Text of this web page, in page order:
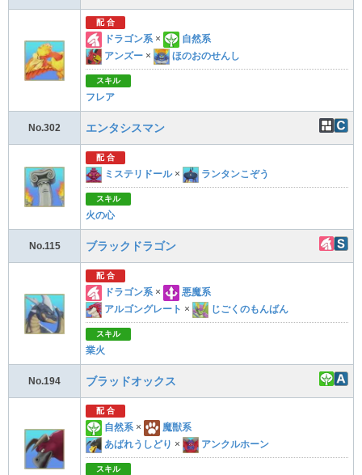
配 合
ドラゴン系 ×
自然系
アンズー × ほのおのせんし
スキル
フレア
No.302 エンタシスマン
配 合
ミステリドール × ランタンこぞう
スキル
火の心
No.115 ブラックドラゴン
配 合
ドラゴン系 ×
悪魔系
アルゴングレート × じごくのもんばん
スキル
業火
No.194 ブラッドオックス
配 合
自然系 ×
魔獣系
あばれうしどり × アンクルホーン
スキル